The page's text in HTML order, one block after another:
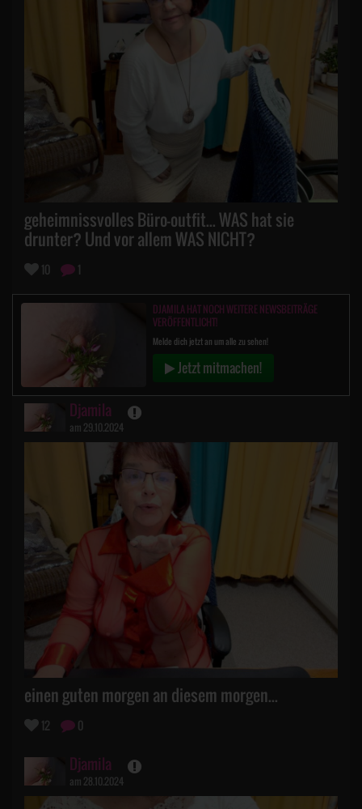
geheimnissvolles Büro-outfit... WAS hat sie
drunter? Und vor allem WAS NICHT?
10 1
DJAMILA HAT NOCH WEITERE NEWSBEITRÄGE
VERÖFFENTLICHT!
Melde dich jetzt an um alle zu sehen!
Jetzt mitmachen!
Djamila
am 29.10.2024
einen guten morgen an diesem morgen...
12 0
Djamila
am 28.10.2024